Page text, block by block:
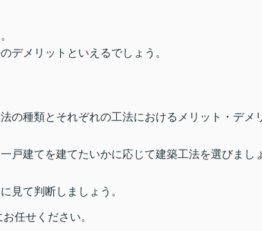
デメリットといえるでしょう。
の種類とそれぞれの工法におけるメリット・デメ
戸建てを建てたいかに応じて建築工法を選びまし
見て判断しましょう。
お任せください。